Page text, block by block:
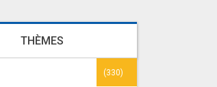
THÈMES
(330)